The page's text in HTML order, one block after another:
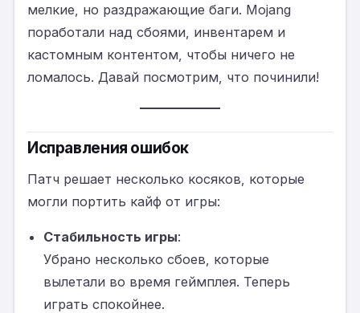
мелкие, но раздражающие баги. Mojang
поработали над сбоями, инвентарем и
кастомным контентом, чтобы ничего не
ломалось. Давай посмотрим, что починили!
Исправления ошибок
Патч решает несколько косяков, которые
могли портить кайф от игры:
Стабильность игры:
Убрано несколько сбоев, которые
вылетали во время геймплея. Теперь
играть спокойнее.